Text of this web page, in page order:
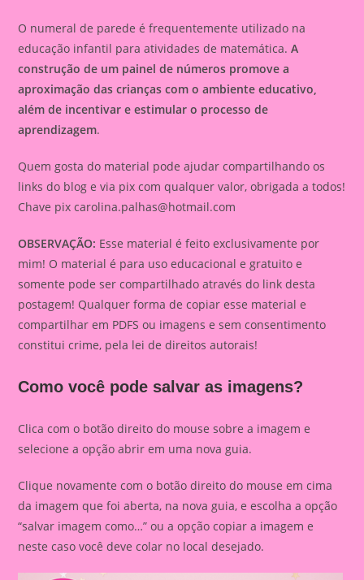
O numeral de parede é frequentemente utilizado na
educação infantil para atividades de matemática.A
construção de um painel de números promove a
aproximação das crianças com o ambiente educativo,
além de incentivar e estimular o processo de
aprendizagem.
Quem gosta do material pode ajudar compartilhando os
links do blog e via pix com qualquer valor, obrigada a todos!
Chave pixcarolina.palhas@hotmail.com
OBSERVAÇÃO: Esse material é feito exclusivamente por
mim! O material é para uso educacional e gratuito e
somente pode ser compartilhado através do link desta
postagem! Qualquer forma de copiar esse material e
compartilhar em PDFS ou imagens e sem consentimento
constitui crime, pela lei de direitos autorais!
Como você pode salvar as imagens?
Clica com o botão direito do mouse sobre a imagem e
selecione a opção abrir em uma nova guia.
Clique novamente com o botão direito do mouse em cima
da imagem que foi aberta, na nova guia, e escolha a opção
“salvar imagem como…” ou a opção copiar a imagem e
neste caso você deve colar no local desejado.